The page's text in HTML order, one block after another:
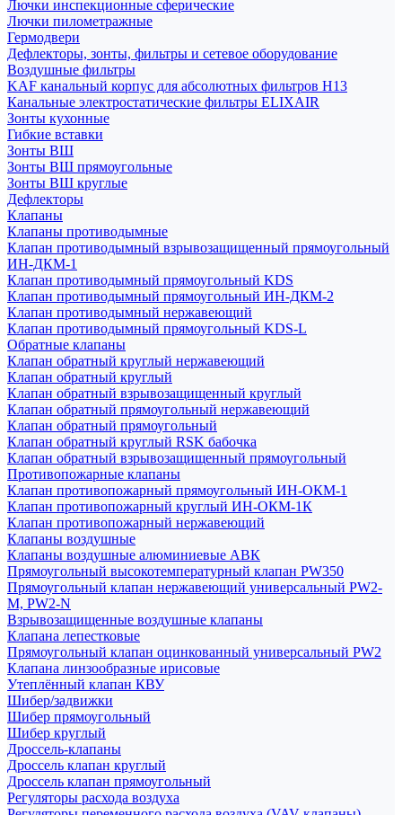
Лючки инспекционные сферические
Лючки пилометражные
Гермодвери
Дефлекторы, зонты, фильтры и сетевое оборудование
Воздушные фильтры
KAF канальный корпус для абсолютных фильтров H13
Канальные электростатические фильтры ELIXAIR
Зонты кухонные
Гибкие вставки
Зонты ВШ
Зонты ВШ прямоугольные
Зонты ВШ круглые
Дефлекторы
Клапаны
Клапаны противодымные
Клапан противодымный взрывозащищенный прямоугольный
ИН-ДКМ-1
Клапан противодымный прямоугольный KDS
Клапан противодымный прямоугольный ИН-ДКМ-2
Клапан противодымный нержавеющий
Клапан противодымный прямоугольный KDS-L
Обратные клапаны
Клапан обратный круглый нержавеющий
Клапан обратный круглый
Клапан обратный взрывозащищенный круглый
Клапан обратный прямоугольный нержавеющий
Клапан обратный прямоугольный
Клапан обратный круглый RSK бабочка
Клапан обратный взрывозащищенный прямоугольный
Противопожарные клапаны
Клапан противопожарный прямоугольный ИН-ОКМ-1
Клапан противопожарный круглый ИН-ОКМ-1К
Клапан противопожарный нержавеющий
Клапаны воздушные
Клапаны воздушные алюминиевые АВК
Прямоугольный высокотемпературный клапан PW350
Прямоугольный клапан нержавеющий универсальный PW2-
M, PW2-N
Взрывозащищенные воздушные клапаны
Клапана лепестковые
Прямоугольный клапан оцинкованный универсальный PW2
Клапана линзообразные ирисовые
Утеплённый клапан КВУ
Шибер/задвижки
Шибер прямоугольный
Шибер круглый
Дроссель-клапаны
Дроссель клапан круглый
Дроссель клапан прямоугольный
Регуляторы расхода воздуха